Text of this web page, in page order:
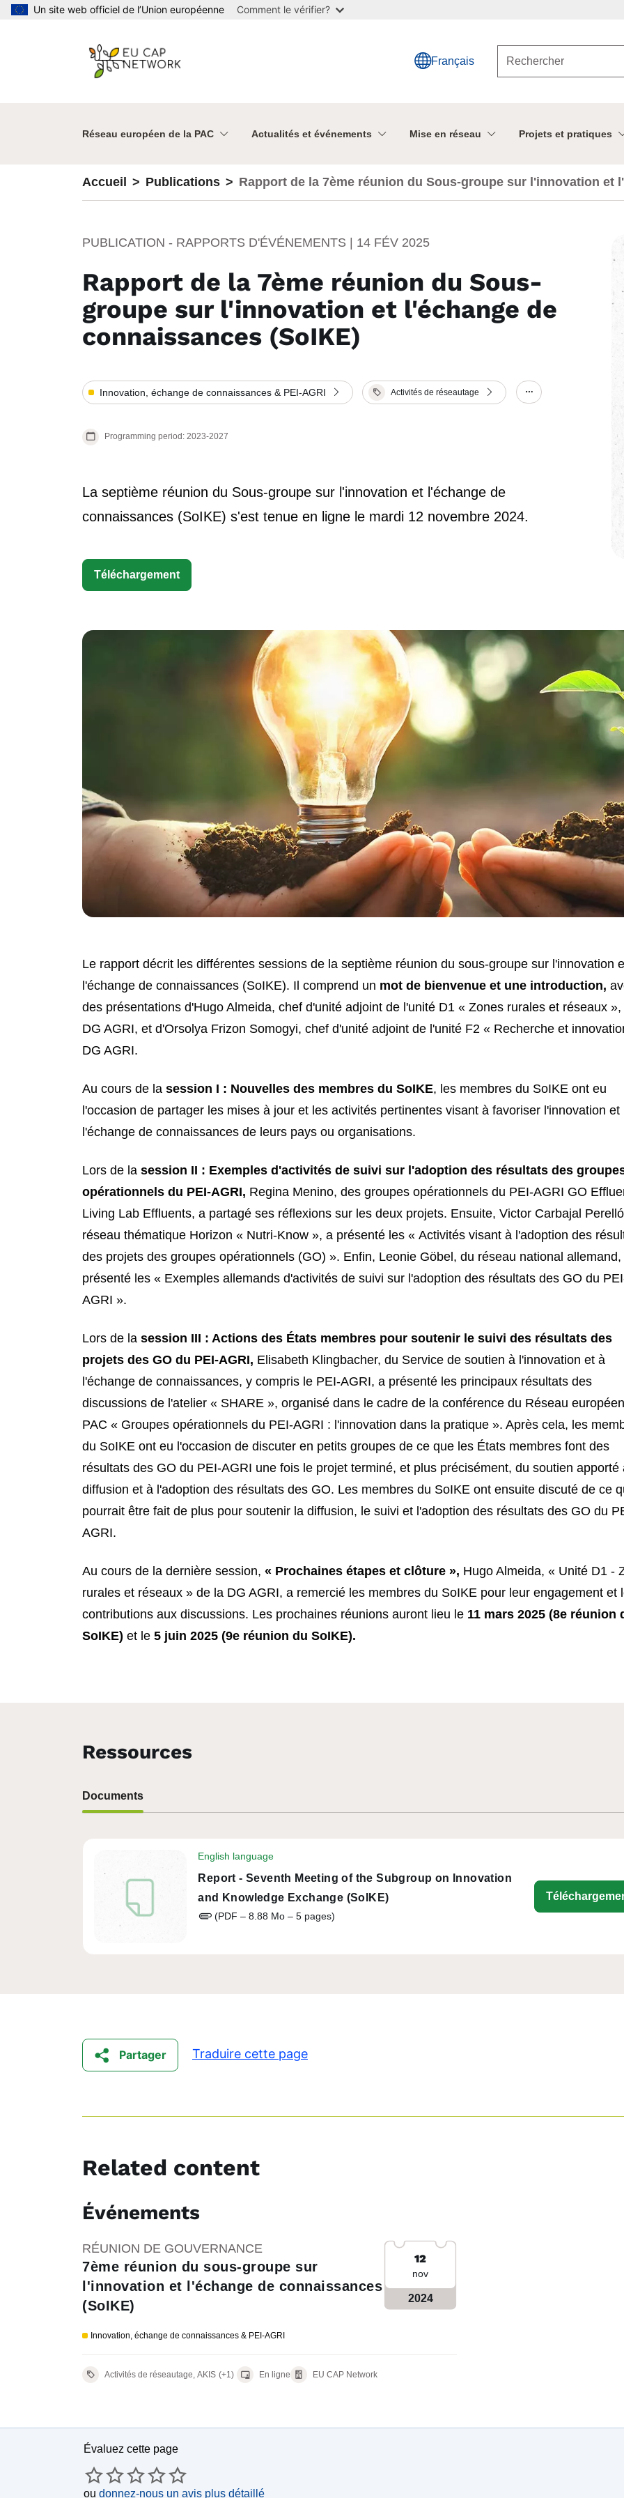
Aller au contenu principal
Un site web officiel de l’Union européenne Comment le vérifier?
Français
Réseau européen de la PAC Actualités et événements Mise en réseau Projets et pratiques
Accueil Publications Rapport de la 7ème réunion du Sous-groupe sur l'innovation et
PUBLICATION - RAPPORTS D'ÉVÉNEMENTS | 14 FÉV 2025
Rapport de la 7ème réunion du Sous-
groupe sur l'innovation et l'échange de
connaissances (SoIKE)
Innovation, échange de connaissances & PEI-AGRI Activités de réseautage
Show/hide other
La septième réunion du Sous-groupe sur l'innovation et l'échange de
connaissances (SoIKE) s'est tenue en ligne le mardi 12 novembre 2024.
Programming period: 2023-2027
Téléchargement
Le rapport décrit les différentes sessions de la septième réunion du sous-groupe sur l'innovation
l'échange de connaissances (SoIKE). Il comprend un mot de bienvenue et une introduction,
des présentations d'Hugo Almeida, chef d'unité adjoint de l'unité D1 « Zones rurales et réseaux
DG AGRI, et d'Orsolya Frizon Somogyi, chef d'unité adjoint de l'unité F2 « Recherche et
DG AGRI.
Au cours de la session I : Nouvelles des membres du SoIKE, les membres du SoIKE ont eu
l'occasion de partager les mises à jour et les activités pertinentes visant à favoriser l'innovation et
l'échange de connaissances de leurs pays ou organisations.
Lors de la session II : Exemples d'activités de suivi sur l'adoption des résultats des
opérationnels du PEI-AGRI, Regina Menino, des groupes opérationnels du PEI-AGRI GO
Living Lab Effluents, a partagé ses réflexions sur les deux projets. Ensuite, Victor Carbajal
réseau thématique Horizon « Nutri-Know », a présenté les « Activités visant à l'adoption des
des projets des groupes opérationnels (GO) ». Enfin, Leonie Göbel, du réseau national allemand,
présenté les « Exemples allemands d'activités de suivi sur l'adoption des résultats des GO du
AGRI ».
Lors de la session III : Actions des États membres pour soutenir le suivi des résultats des
projets des GO du PEI-AGRI, Elisabeth Klingbacher, du Service de soutien à l'innovation et à
l'échange de connaissances, y compris le PEI-AGRI, a présenté les principaux résultats des
discussions de l'atelier « SHARE », organisé dans le cadre de la conférence du Réseau
PAC « Groupes opérationnels du PEI-AGRI : l'innovation dans la pratique ». Après cela, les
du SoIKE ont eu l'occasion de discuter en petits groupes de ce que les États membres font des
résultats des GO du PEI-AGRI une fois le projet terminé, et plus précisément, du soutien apporté
diffusion et à l'adoption des résultats des GO. Les membres du SoIKE ont ensuite discuté de ce
pourrait être fait de plus pour soutenir la diffusion, le suivi et l'adoption des résultats des GO du
AGRI.
Au cours de la dernière session, « Prochaines étapes et clôture », Hugo Almeida, « Unité D1 -
rurales et réseaux » de la DG AGRI, a remercié les membres du SoIKE pour leur engagement et
contributions aux discussions. Les prochaines réunions auront lieu le 11 mars 2025 (8e réunion
SoIKE) et le 5 juin 2025 (9e réunion du SoIKE).
Ressources
Documents
English language
Report - Seventh Meeting of the Subgroup on Innovation
and Knowledge Exchange (SoIKE)
(PDF – 8.88 Mo – 5 pages)
Partager Traduire cette page
Related content
Événements
RÉUNION DE GOUVERNANCE
7ème réunion du sous-groupe sur
l'innovation et l'échange de connaissances
(SoIKE)
Innovation, échange de connaissances & PEI-AGRI
12
nov
2024
Activités de réseautage, AKIS (+1) En ligne EU CAP Network
Évaluez cette page
ou donnez-nous un avis plus détaillé